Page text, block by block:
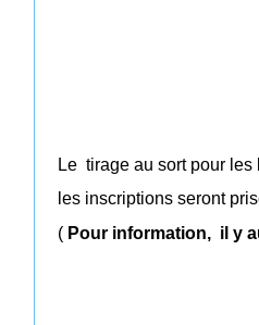
Le tirage au sort pour
les inscriptions seront
( Pour information, il y